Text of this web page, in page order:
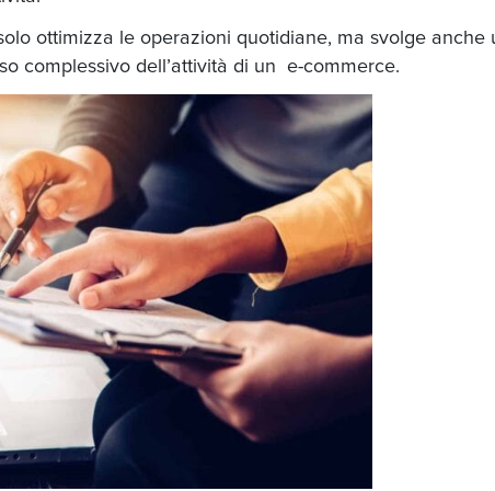
ottimizza le operazioni quotidiane, ma svolge anche
complessivo dell’attività di un e-commerce.